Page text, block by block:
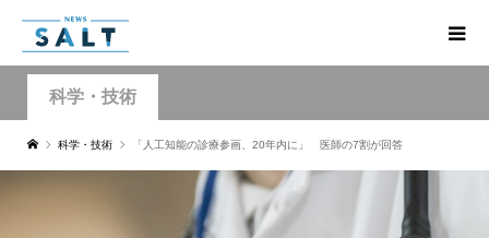
科学・技術
科学・技術 「人工知能の診療参画、20年内に」 医師の7割が回答